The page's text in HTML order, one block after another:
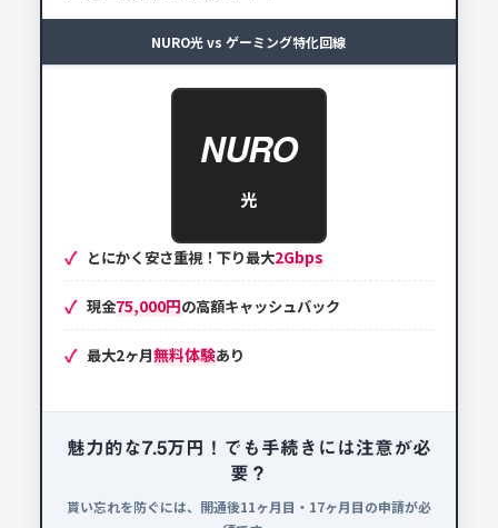
NURO光 vs ゲーミング特化回線
NURO
光
とにかく安さ重視！下り最大2Gbps
現金75,000円の高額キャッシュバック
最大2ヶ月無料体験あり
魅力的な7.5万円！でも手続きには注意が必
要？
貰い忘れを防ぐには、開通後11ヶ月目・17ヶ月目の申請が必